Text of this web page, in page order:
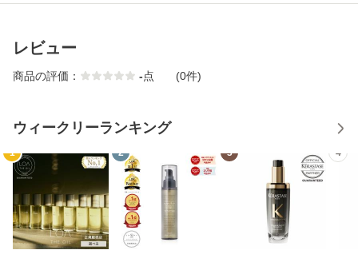
レビュー
商品の評価： -点 (0件)
ウィークリーランキング
1 2 3 4